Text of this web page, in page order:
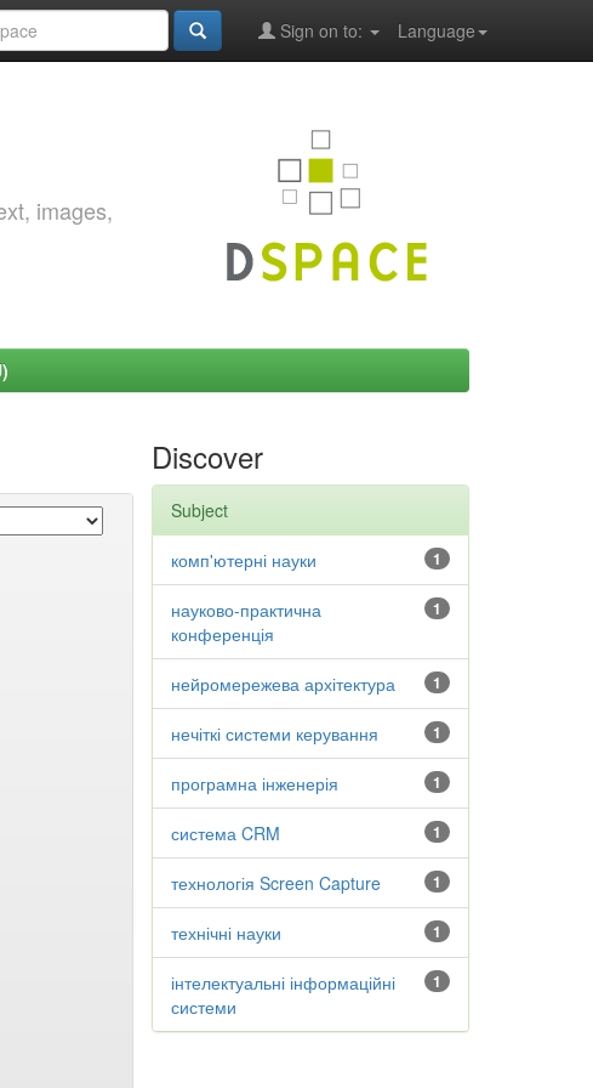
Language
Sign on to:
images,
Discover
Subject
1
комп'ютерні науки
1
науково-практична
конференція
1
нейромережева архітектура
1
нечіткі системи керування
1
програмна інженерія
1
система CRM
1
технологія Screen Capture
1
технічні науки
1
інтелектуальні інформаційні
системи